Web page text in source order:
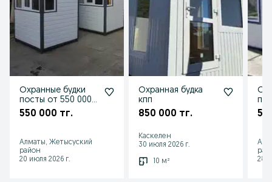
Охранные будки
посты от 550 000
тысяча с
550 000 тг.
Алматы, Жетысуский
район
20 июля 2026 г.
Охранная будка
кпп
850 000 тг.
Каскелен
30 июля 2026 г.
10 м²
28